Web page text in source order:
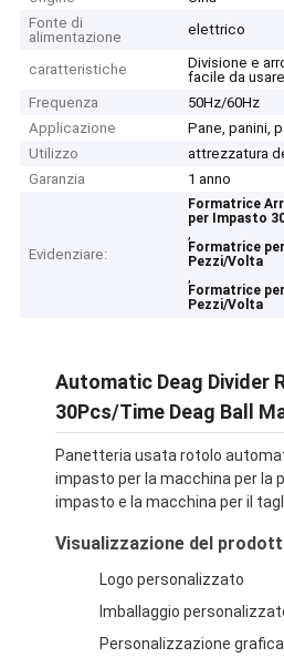
Fonte di
alimentazione
elettrico
caratteristiche
Divisione e
facile da
Frequenza
50Hz/60Hz
Applicazione
Pane, panini,
Utilizzo
attrezzatura
Garanzia
1 anno
Evidenziare:
Formatrice
per Impasto
,
Formatrice
Pezzi/Volta
,
Formatrice
Pezzi/Volta
Automatic Deag Divider
30Pcs/Time Deag Ball
Panetteria usata rotolo
impasto per la macchina per la
impasto e la macchina per il
Visualizzazione del
Logo personalizzato
Imballaggio
Personalizzazione grafica